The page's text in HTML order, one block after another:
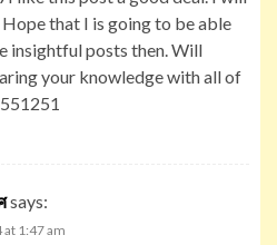
that I is going to be able
insightful posts then. Will
your knowledge with all of
says:
1:47 am